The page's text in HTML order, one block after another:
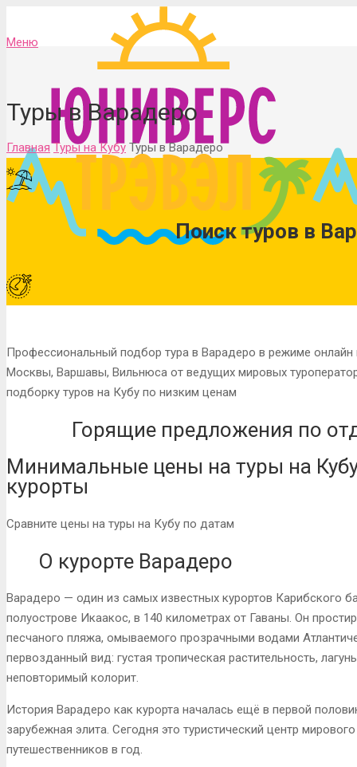
Меню
Туры в Варадеро
Главная Туры на Кубу Туры в Варадеро
Поиск туров в
Профессиональный подбор тура в Варадеро в режиме онлайн
Москвы, Варшавы, Вильнюса от ведущих мировых
подборку туров на Кубу по низким ценам
Горящие предложения по
Минимальные цены на туры на
курорты
Сравните цены на туры на Кубу по датам
О курорте Варадеро
Варадеро — один из самых известных курортов Карибского
полуострове Икаакос, в 140 километрах от Гаваны. Он
песчаного пляжа, омываемого прозрачными водами
первозданный вид: густая тропическая растительность,
неповторимый колорит.
История Варадеро как курорта началась ещё в первой
зарубежная элита. Сегодня это туристический центр
путешественников в год.